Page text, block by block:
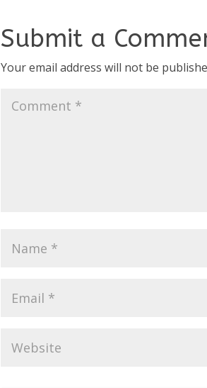
Submit a
Your email address will not be